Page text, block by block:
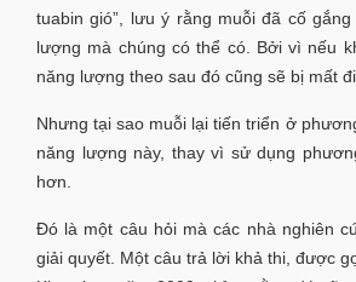
tuabin gió”, lưu ý rằng muỗi đã cố
lượng mà chúng có thể có. Bởi vì nếu
năng lượng theo sau đó cũng sẽ bị mất đi.
Nhưng tại sao muỗi lại tiến triển ở
năng lượng này, thay vì sử dụng
hơn.
Đó là một câu hỏi mà các nhà nghiên
giải quyết. Một câu trả lời khả thi, được